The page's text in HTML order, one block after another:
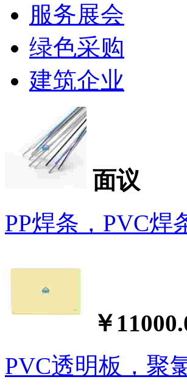
服务展会
绿色采购
建筑企业
面议
PP焊条，PVC焊
￥
PVC透明板，聚